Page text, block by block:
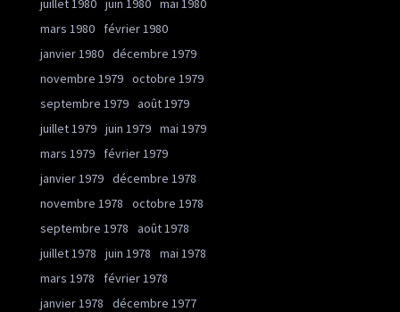
juillet 1980 juin 1980 mai 1980
mars 1980
février 1980
janvier 1980 décembre 1979
novembre 1979 octobre 1979
septembre 1979 août 1979
juillet 1979 juin 1979 mai 1979
mars 1979
février 1979
janvier 1979 décembre 1978
novembre 1978
octobre 1978
septembre 1978
août 1978
juillet 1978
juin 1978
mai 1978
mars 1978
février 1978
janvier 1978
décembre 1977